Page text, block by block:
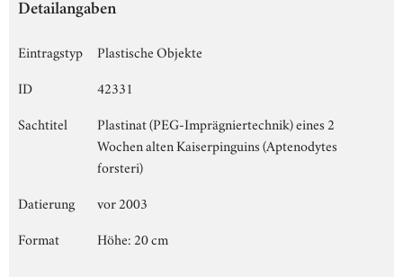
Detailangaben
Eintragstyp
Plastische Objekte
ID
42331
Sachtitel
Plastinat (PEG-Imprägniertechnik) eines 2
Wochen alten Kaiserpinguins (Aptenodytes
forsteri)
Datierung
vor 2003
Format
Höhe: 20 cm